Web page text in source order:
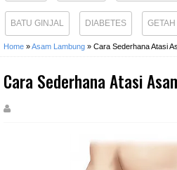
BATU GINJAL DIABETES
Home »Asam Lambung » Cara Sederhana Atasi
Cara Sederhana Atasi